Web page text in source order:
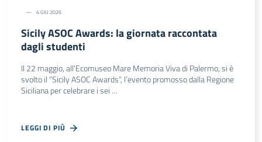
4 GIU 2026
Sicily ASOC Awards: la giornata raccontata
dagli studenti
Il 22 maggio, all’Ecomuseo Mare Memoria Viva di Palermo, si è
svolto il “Sicily ASOC Awards”, l’evento promosso dalla Regione
Siciliana per celebrare i sei …
LEGGI DI PIÙ